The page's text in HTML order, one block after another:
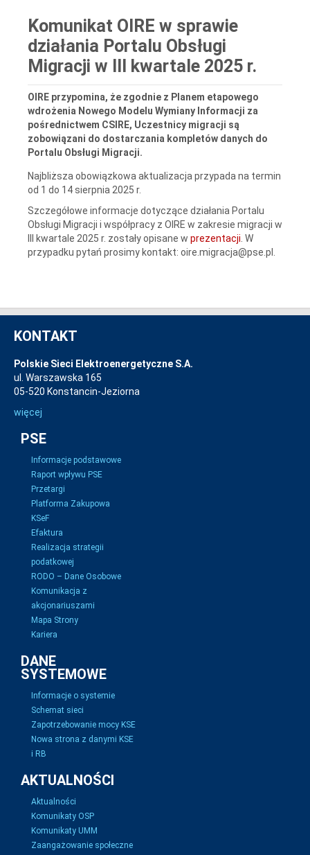
Komunikat OIRE w sprawie
działania Portalu Obsługi
Migracji w III kwartale 2025 r.
OIRE przypomina, że zgodnie z Planem etapowego
wdrożenia Nowego Modelu Wymiany Informacji za
pośrednictwem CSIRE, Uczestnicy migracji są
zobowiązani do dostarczania kompletów danych do
Portalu Obsługi Migracji.
Najbliższa obowiązkowa aktualizacja przypada na termin
od 1 do 14 sierpnia 2025 r.
Szczegółowe informacje dotyczące działania Portalu
Obsługi Migracji i współpracy z OIRE w zakresie migracji w
III kwartale 2025 r. zostały opisane w prezentacji. W
przypadku pytań prosimy kontakt: oire.migracja@pse.pl.
KONTAKT
Polskie Sieci Elektroenergetyczne S.A.
ul. Warszawska 165
05-520 Konstancin-Jeziorna
więcej
PSE
Informacje podstawowe
Raport wpływu PSE
Przetargi
Platforma Zakupowa
KSeF
Efaktura
Realizacja strategii
podatkowej
RODO – Dane Osobowe
Komunikacja z
akcjonariuszami
Mapa Strony
Kariera
DANE
SYSTEMOWE
Informacje o systemie
Schemat sieci
Zapotrzebowanie mocy KSE
Nowa strona z danymi KSE
i RB
AKTUALNOŚCI
Aktualności
Komunikaty OSP
Komunikaty UMM
Zaangażowanie społeczne